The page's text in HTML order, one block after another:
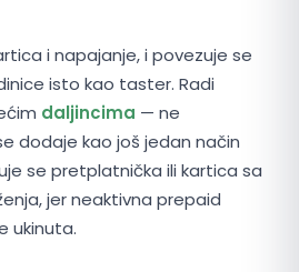
i napajanje, i povezuje se
isto kao taster. Radi
daljincima — ne
dodaje kao još jedan način
se pretplatnička ili kartica sa
jer neaktivna prepaid
ukinuta.